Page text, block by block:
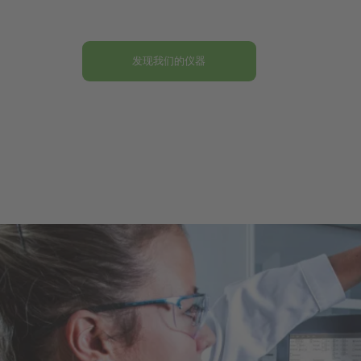
发现我们的仪器